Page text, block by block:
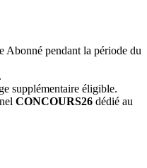
Abonné pendant la période du
supplémentaire éligible.
CONCOURS26 dédié au